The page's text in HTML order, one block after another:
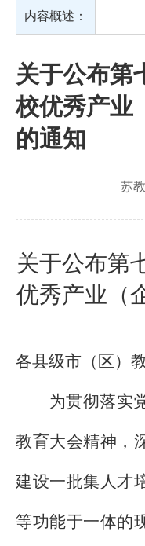
内容概述：
关于公布第
校优秀产业
的通知
苏
关于公布第
优秀产业（
各县级市（区）
为贯彻落实
教育大会精神，
建设一批集人才
等功能于一体的